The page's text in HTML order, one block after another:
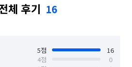
체 후기 16
5점
16
4점
0